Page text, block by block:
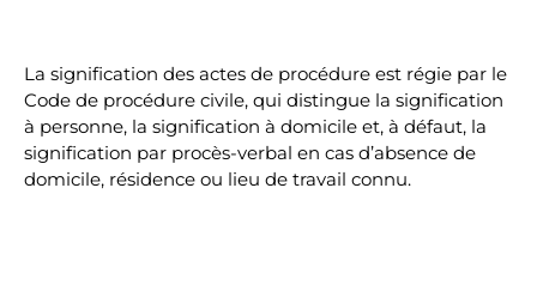
La signification des actes de procédure est régie par le
Code de procédure civile, qui distingue la signification
à personne, la signification à domicile et, à défaut, la
signification par procès-verbal en cas d’absence de
domicile, résidence ou lieu de travail connu.